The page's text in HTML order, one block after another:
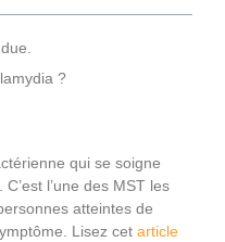
?
qui se soigne
l’une des MST les
atteintes de
Lisez cet article